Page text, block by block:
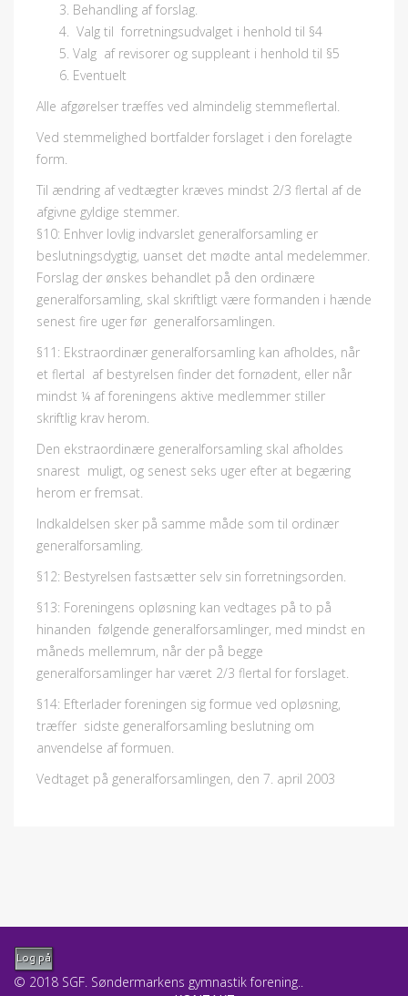
Behandling af forslag.
Valg til forretningsudvalget i henhold til §4
Valg af revisorer og suppleant i henhold til §5
Eventuelt
Alle afgørelser træffes ved almindelig stemmeflertal.
Ved stemmelighed bortfalder forslaget i den forelagte
form.
Til ændring af vedtægter kræves mindst 2/3 flertal af de
afgivne gyldige stemmer.
§10: Enhver lovlig indvarslet generalforsamling er
beslutningsdygtig, uanset det mødte antal medelemmer.
Forslag der ønskes behandlet på den ordinære
generalforsamling, skal skriftligt være formanden i hænde
senest fire uger før generalforsamlingen.
§11: Ekstraordinær generalforsamling kan afholdes, når
et flertal af bestyrelsen finder det fornødent, eller når
mindst ¼ af foreningens aktive medlemmer stiller
skriftlig krav herom.
Den ekstraordinære generalforsamling skal afholdes
snarest muligt, og senest seks uger efter at begæring
herom er fremsat.
Indkaldelsen sker på samme måde som til ordinær
generalforsamling.
§12: Bestyrelsen fastsætter selv sin forretningsorden.
§13: Foreningens opløsning kan vedtages på to på
hinanden følgende generalforsamlinger, med mindst en
måneds mellemrum, når der på begge
generalforsamlinger har været 2/3 flertal for forslaget.
§14: Efterlader foreningen sig formue ved opløsning,
træffer sidste generalforsamling beslutning om
anvendelse af formuen.
Vedtaget på generalforsamlingen, den 7. april 2003
Log på
© 2018 SGF. Søndermarkens gymnastik forening..